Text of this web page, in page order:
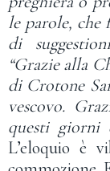
le parole, che
di
“Grazie alla
di Crotone
vescovo.
questi giorni
L’eloquio è